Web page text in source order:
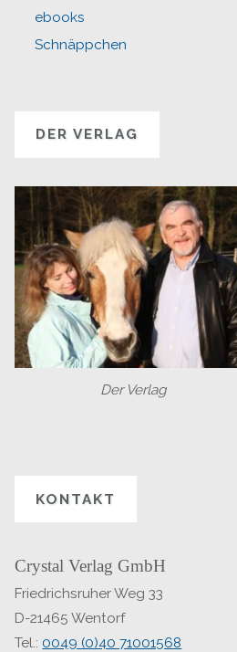
ebooks
Schnäppchen
DER VERLAG
Der Verlag
KONTAKT
Crystal Verlag GmbH
Friedrichsruher Weg 33
D-21465 Wentorf
Tel.: 0049 (0)40 71001568